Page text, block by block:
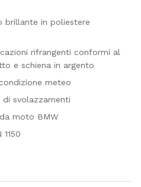
brillante in poliestere
rifrangenti conformi al
e schiena in argento
meteo
svolazzamenti
moto BMW